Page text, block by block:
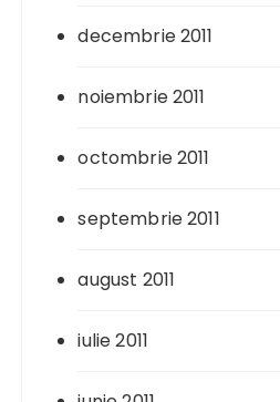
decembrie 2011
noiembrie 2011
octombrie 2011
septembrie 2011
august 2011
iulie 2011